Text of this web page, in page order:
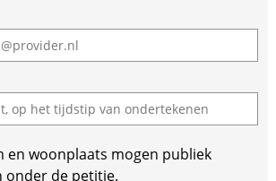
en woonplaats mogen publiek
onder de petitie.